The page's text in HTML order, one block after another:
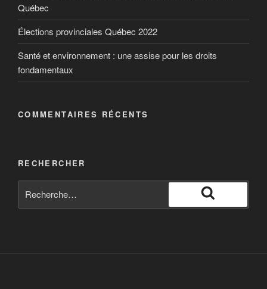
paradis fiscaux fait l’objet d’une nouvelle fuite
massive d’informations. En collaboration avec des
médias de partout dans le monde, Radio-Canada
épluche depuis des mois cette montagne de
données.
Québec
Élections provinciales Québec 2022
Santé et environnement : une assise pour les droits
fondamentaux
COMMENTAIRES RÉCENTS
RECHERCHER